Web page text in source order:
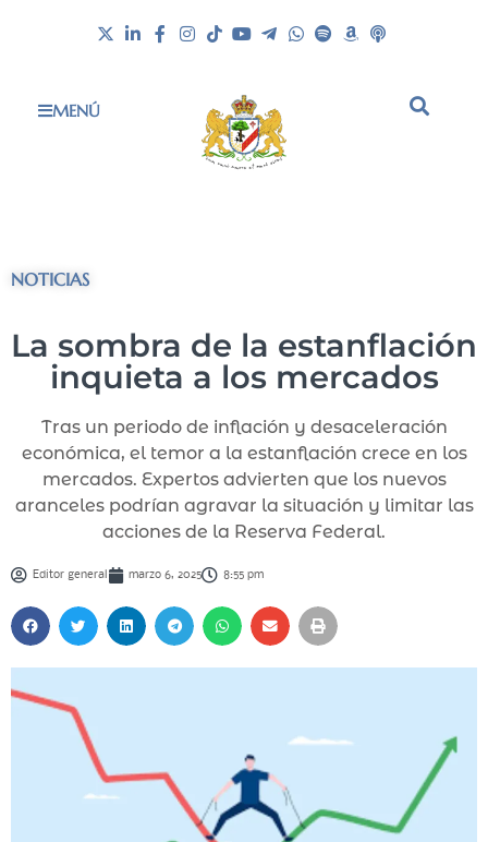
MENÚ
NOTICIAS
La sombra de la estanflación
inquieta a los mercados
Tras un periodo de inflación y desaceleración
económica, el temor a la estanflación crece en los
mercados. Expertos advierten que los nuevos
aranceles podrían agravar la situación y limitar las
acciones de la Reserva Federal.
Editor general marzo 6, 2025 8:55 pm